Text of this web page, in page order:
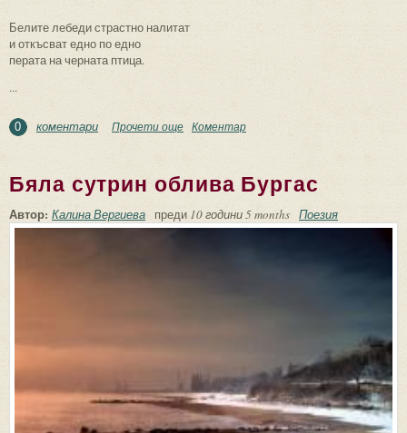
Белите лебеди страстно налитат
и откъсват едно по едно
перата на черната птица.
...
0 коментари Прочети още about Черният лебед
Коментар
Бяла сутрин облива Бургас
Автор: Калина Вергиева преди 10 години 5 months Поезия